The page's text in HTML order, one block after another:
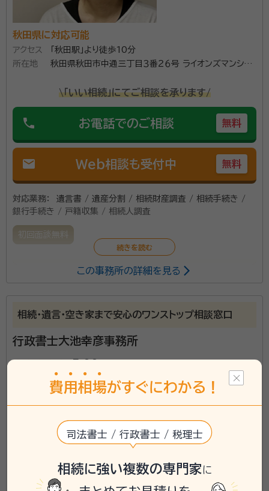
一人の大切な「想い」を真摯に受止めること。そして、時
かをしっかりとお伝えして、ご理解いただけるよう心掛
けております。どうぞ、お気軽にご相談ください。
資格等：
行政書士、CFP、1級ファイナンシャル・プランニング技能
秋田県行政書士会、日本ファイナンシャル・プランナーズ
秋田県に対応可能
アクセス
「秋田駅」より徒歩10分
所在地
秋田県秋田市中通三丁目３番２６号 ライオンズマンショ
\「いい相続」にてご相談を承ります/
phone お電話でのご相談 無料
mail Web相談も受付中 無料
対応業務：
遺言書 / 遺産分割 / 相続財産調査 / 相続手続き /
銀行手続き / 戸籍収集 / 相続人調査
初回面談無料
相続のお悩みは、お客様それぞれに大きく事情が異なり
この事務所の詳細を見る
相続・遺言・空き家まで安心のワンストップ相談窓口
行政書士大池幸彦事務所
star
費用 相場がすぐにわかる！
司法書士 / 行政書士 / 税理士
相続に強い複数の専門家に